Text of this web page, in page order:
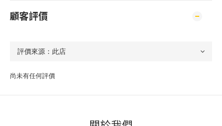
顧客評價
尚未有任何評價